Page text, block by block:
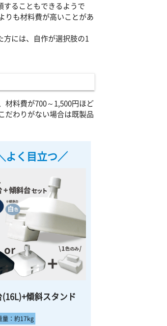
ることもできるようで
りも材料費が高いことがあ
方には、自作が選択肢の1
材料費が700～1,500円ほど
だわりがない場合は既製品
よく目立つ／
傾斜スタンド
量：約17kg